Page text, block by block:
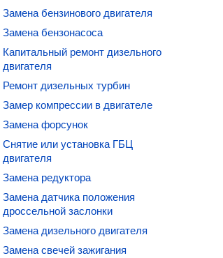
Замена бензинового двигателя
Замена бензонасоса
Капитальный ремонт дизельного
двигателя
Ремонт дизельных турбин
Замер компрессии в двигателе
Замена форсунок
Снятие или установка ГБЦ
двигателя
Замена редуктора
Замена датчика положения
дроссельной заслонки
Замена дизельного двигателя
Замена свечей зажигания